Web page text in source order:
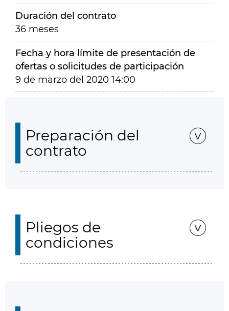
Duración del contrato
36 meses
Fecha y hora límite de presentación de
ofertas o solicitudes de participación
9 de marzo del 2020 14:00
Preparación del
contrato
Pliegos de
condiciones